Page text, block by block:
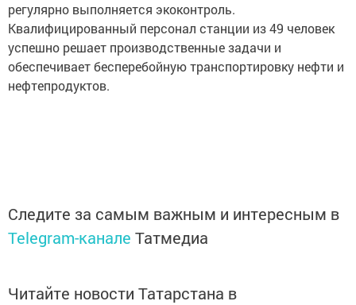
регулярно выполняется экоконтроль.
Квалифицированный персонал станции из 49 человек
успешно решает производственные задачи и
обеспечивает бесперебойную транспортировку нефти и
нефтепродуктов.
Следите за самым важным и интересным в
Telegram-канале Татмедиа
Читайте новости Татарстана в